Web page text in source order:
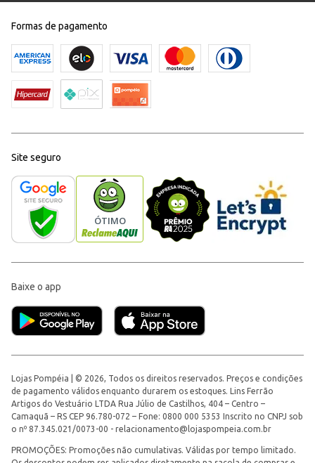
Formas de pagamento
Site seguro
Baixe o app
Lojas Pompéia | © 2026, Todos os direitos reservados. Preços e condições
de pagamento válidos enquanto durarem os estoques. Lins Ferrão
Artigos do Vestuário LTDA Rua Júlio de Castilhos, 404 – Centro –
Camaquã – RS CEP 96.780-072 – Fone: 0800 000 5353 Inscrito no CNPJ sob
o nº 87.345.021/0073-00 - relacionamento@lojaspompeia.com.br
PROMOÇÕES: Promoções não cumulativas. Válidas por tempo limitado.